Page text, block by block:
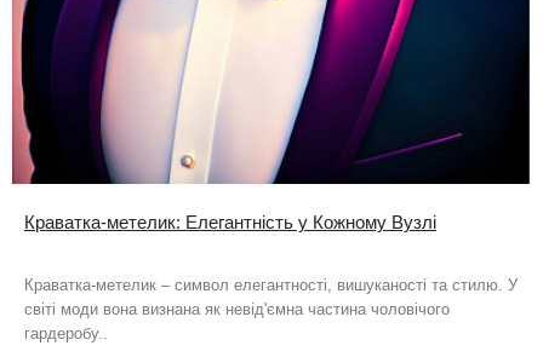
Краватка-метелик: Елегантність у Кожному Вузлі
Краватка-метелик – символ елегантності, вишуканості та стилю. У
світі моди вона визнана як невід'ємна частина чоловічого
гардеробу..